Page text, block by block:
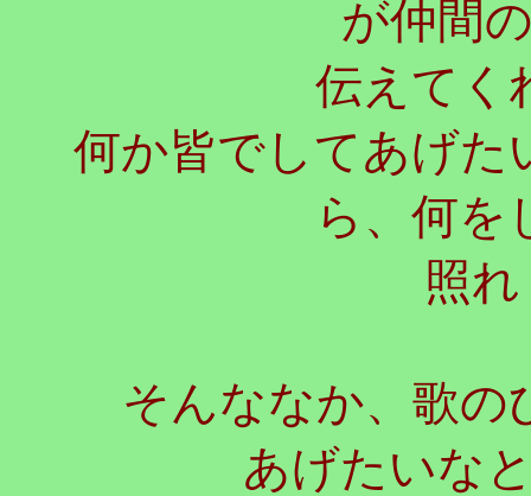
が仲間
伝えてく
何か皆でしてあげた
ら、何を
照
そんななか、歌の
あげたいな